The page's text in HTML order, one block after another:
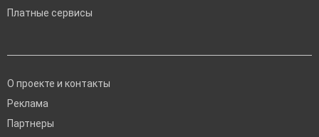
Платные сервисы
О проекте и контакты
Реклама
Партнеры